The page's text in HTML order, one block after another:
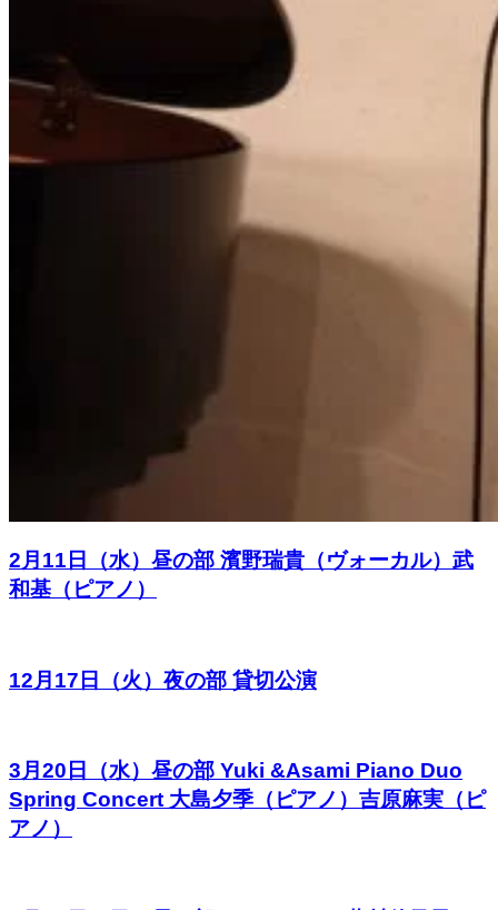
2月11日（水）昼の部 濱野瑞貴（ヴォーカル）武
和基（ピアノ）
12月17日（火）夜の部 貸切公演
3月20日（水）昼の部 Yuki &Asami Piano Duo
Spring Concert 大島夕季（ピアノ）吉原麻実（ピ
アノ）